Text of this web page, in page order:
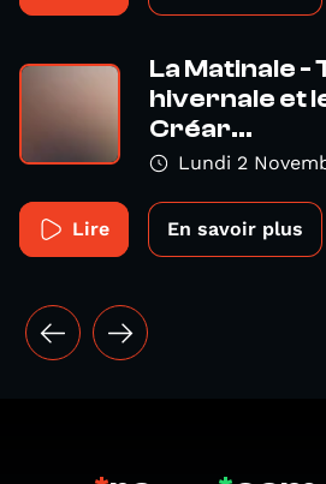
La Matinale -
hivernale et
Créar...
Lundi 2
Lire En savoir plus